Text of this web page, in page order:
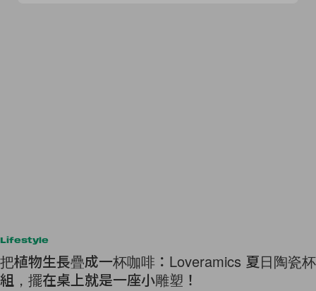
Lifestyle
把植物生長疊成一杯咖啡：Loveramics 夏日陶瓷杯
組，擺在桌上就是一座小雕塑！